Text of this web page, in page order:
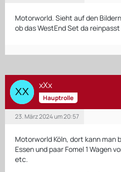
Motorworld. Sieht auf den
ob das WestEnd Set da reinpasst
xXx
Hauptrolle
23. März 2024 um 20:57
Motorworld Köln, dort kann man
Essen und paar Fomel 1 Wagen
etc.